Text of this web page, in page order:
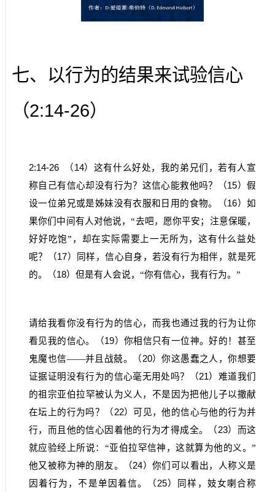
七、以行为的结果来试验信心
（2:14-26）
2:14-26 （ 14）这有什么好处，我的弟兄们，若有人宣
称自己有信心却没有行为？这信心能救他吗？（15）假
设一位弟兄或是姊妹没有衣服和日用的食物。（16）如
果你们中间有人对他说，“去吧，愿你平安；注意保暖，
好好吃饱”，却在实际需要上一无所为，这有什么益处
呢？（17）同样，信心自身，若没有行为相伴，就是死
的。（18）但是有人会说，“你有信心，我有行为。”
请给我看你没有行为的信心，而我也通过我的行为让你
看见我的信心。（19）你相信只有一位神。好的！甚至
鬼魔也信——并且战兢。（ 20）你这愚蠢之人，你想要
证据证明没有行为的信心毫无用处吗？（21）难道我们
的祖宗亚伯拉罕被认为义人，不是因为把他儿子以撒献
在坛上的行为吗？（ 22）可见，他的信心与他的行为并
行，而且他的信心因着他的行为才得成全。（ 23）而这
就应验经上所说：“亚伯拉罕信神，这就算为他的义。”
他又被称为神的朋友。（24）你们可以看出，人称义是
因着行为，不是单因着信。（ 25）同样，妓女喇合称